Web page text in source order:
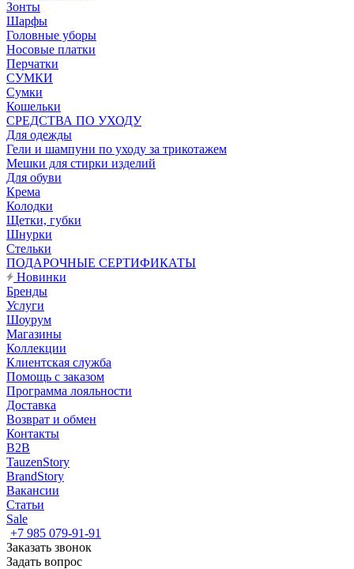
Зонты
Шарфы
Головные уборы
Носовые платки
Перчатки
СУМКИ
Сумки
Кошельки
CРЕДСТВА ПО УХОДУ
Для одежды
Гели и шампуни по уходу за трикотажем
Мешки для стирки изделий
Для обуви
Крема
Колодки
Щетки, губки
Шнурки
Стельки
ПОДАРОЧНЫЕ СЕРТИФИКАТЫ
Новинки
Бренды
Услуги
Шоурум
Магазины
Коллекции
Клиентская служба
Помощь с заказом
Программа лояльности
Доставка
Возврат и обмен
Контакты
B2B
TauzenStory
BrandStory
Вакансии
Статьи
Sale
+7 985 079-91-91
Заказать звонок
Задать вопрос